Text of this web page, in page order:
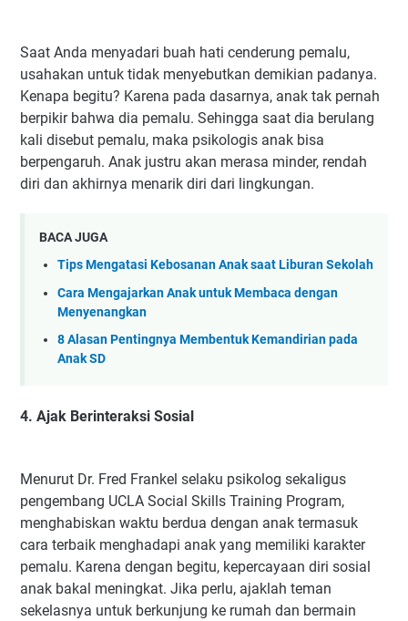
Saat Anda menyadari buah hati cenderung pemalu,
usahakan untuk tidak menyebutkan demikian padanya.
Kenapa begitu? Karena pada dasarnya, anak tak pernah
berpikir bahwa dia pemalu. Sehingga saat dia berulang
kali disebut pemalu, maka psikologis anak bisa
berpengaruh. Anak justru akan merasa minder, rendah
diri dan akhirnya menarik diri dari lingkungan.
BACA JUGA
Tips Mengatasi Kebosanan Anak saat Liburan Sekolah
Cara Mengajarkan Anak untuk Membaca dengan
Menyenangkan
8 Alasan Pentingnya Membentuk Kemandirian pada
Anak SD
4. Ajak Berinteraksi Sosial
Menurut Dr. Fred Frankel selaku psikolog sekaligus
pengembang UCLA Social Skills Training Program,
menghabiskan waktu berdua dengan anak termasuk
cara terbaik menghadapi anak yang memiliki karakter
pemalu. Karena dengan begitu, kepercayaan diri sosial
anak bakal meningkat. Jika perlu, ajaklah teman
sekelasnya untuk berkunjung ke rumah dan bermain